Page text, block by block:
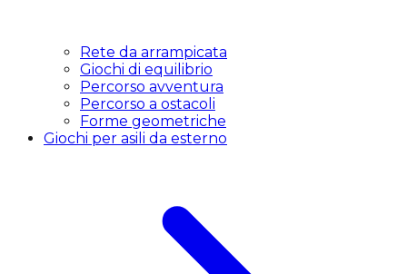
Rete da arrampicata
Giochi di equilibrio
Percorso avventura
Percorso a ostacoli
Forme geometriche
Giochi per asili da esterno